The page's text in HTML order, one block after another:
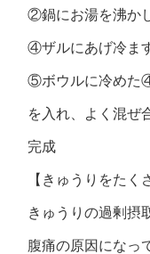
②鍋にお湯を沸か
④ザルにあげ冷ま
⑤ボウルに冷めた
を入れ、よく混ぜ
完成
【きゅうりをたく
きゅうりの過剰摂
腹痛の原因になっ